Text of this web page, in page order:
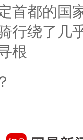
首都的国
行绕了几
根